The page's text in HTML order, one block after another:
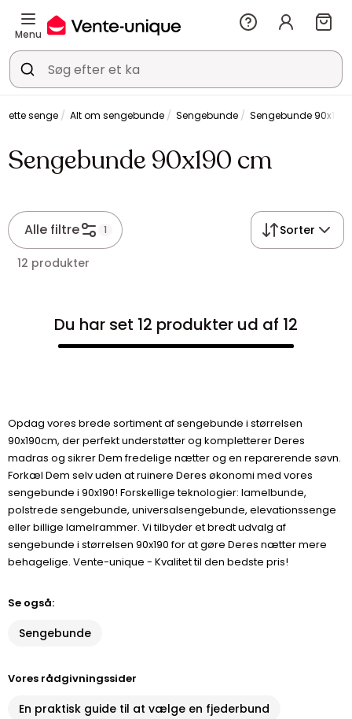
Menu
senge Alt om sengebunde Sengebunde Sengebunde 90x190
Sengebunde 90x190 cm
Alle filtre 1 Sorter
12 produkter
Du har set 12 produkter ud af 12
Opdag vores brede sortiment af sengebunde i størrelsen
90x190cm, der perfekt understøtter og kompletterer Deres
madras og sikrer Dem fredelige nætter og en reparerende søvn.
Forkæl Dem selv uden at ruinere Deres økonomi med vores
sengebunde i 90x190! Forskellige teknologier: lamelbunde,
polstrede sengebunde, universalsengebunde, elevationssenge
eller billige lamelrammer. Vi tilbyder et bredt udvalg af
sengebunde i størrelsen 90x190 for at gøre Deres nætter mere
behagelige. Vente-unique - Kvalitet til den bedste pris!
Se også:
Sengebunde
Vores rådgivningssider
En praktisk guide til at vælge en fjederbund